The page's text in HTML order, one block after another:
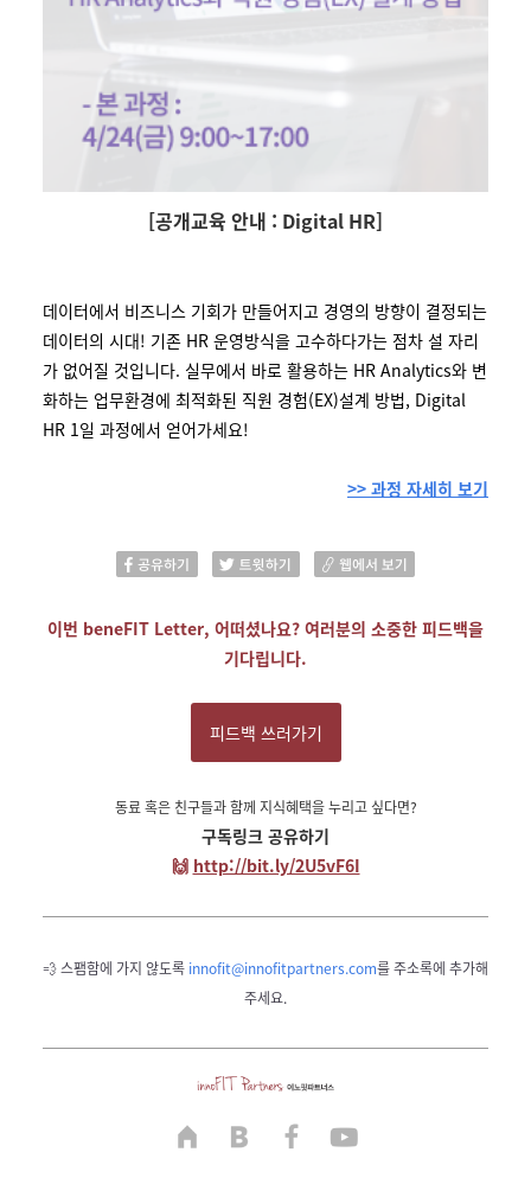
[공개교육 안내 : Digital HR]
데이터에서 비즈니스 기회가 만들어지고 경영의 방향이 결정되는
데이터의 시대! 기존 HR 운영방식을 고수하다가는 점차 설 자리
가 없어질 것입니다. 실무에서 바로 활용하는 HR Analytics와 변
화하는 업무환경에 최적화된 직원 경험(EX)설계 방법, Digital
HR 1일 과정에서 얻어가세요!
>> 과정 자세히 보기
이번 beneFIT Letter, 어떠셨나요? 여러분의 소중한 피드백을
기다립니다.
피드백 쓰러가기
동료 혹은 친구들과 함께 지식혜택을 누리고 싶다면?
구독링크 공유하기
🙌 http://bit.ly/2U5vF6I
💨 스팸함에 가지 않도록 innofit@innofitpartners.com를 주소록에 추가해
주세요.